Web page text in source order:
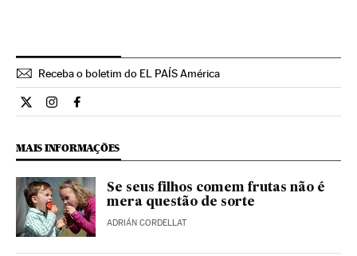
Receba o boletim do EL PAÍS América
Ciencia El País Brasil en Twitter
Ciencia El País Brasil en Instagram
Ciencia El País Brasil en Facebook
MAIS INFORMAÇÕES
Se seus filhos comem frutas não é
mera questão de sorte
ADRIÁN CORDELLAT